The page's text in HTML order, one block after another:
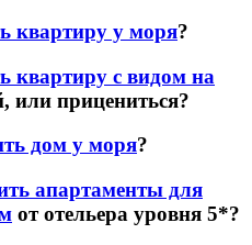
квартиру у моря?
квартиру с видом на
или прицениться?
дом у моря?
апартаменты для
от отельера уровня 5*?